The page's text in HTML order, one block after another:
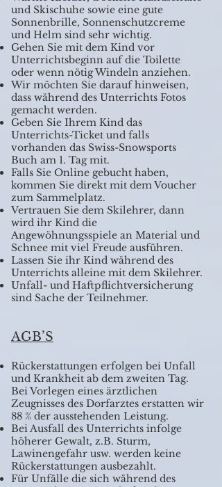
und Skischuhe sowie eine gute
Sonnenbrille, Sonnenschutzcreme
und Helm sind sehr wichtig.
Gehen Sie mit dem Kind vor
Unterrichtsbeginn auf die Toilette
oder wenn nötig Windeln anziehen.
Wir möchten Sie darauf hinweisen,
dass während des Unterrichts Fotos
gemacht werden.
Geben Sie Ihrem Kind das
Unterrichts-Ticket und falls
vorhanden das Swiss-Snowsports
Buch am 1. Tag mit.
Falls Sie Online gebucht haben,
kommen Sie direkt mit dem Voucher
zum Sammelplatz.
Vertrauen Sie dem Skilehrer, dann
wird ihr Kind die
Angewöhnungsspiele an Material und
Schnee mit viel Freude ausführen.
Lassen Sie ihr Kind während des
Unterrichts alleine mit dem Skilehrer.
Unfall- und Haftpflichtversicherung
sind Sache der Teilnehmer.
AGB’S
Rückerstattungen erfolgen bei Unfall
und Krankheit ab dem zweiten Tag.
Bei Vorlegen eines ärztlichen
Zeugnisses des Dorfarztes erstatten wir
88 % der ausstehenden Leistung.
Bei Ausfall des Unterrichts infolge
höherer Gewalt, z.B. Sturm,
Lawinengefahr usw. werden keine
Rückerstattungen ausbezahlt.
Für Unfälle die sich während des